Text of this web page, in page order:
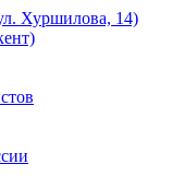
Хуршилова, 14)